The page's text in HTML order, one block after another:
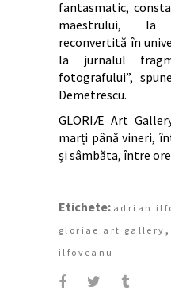
fantasmatic,
maestrului, la
reconvertită în
la jurnalul
fotografului”,
Demetrescu.
GLORIÆ Art
marți până vineri,
și sâmbăta, între
Etichete: adrian
gloriae art gallery ,
ilfoveanu